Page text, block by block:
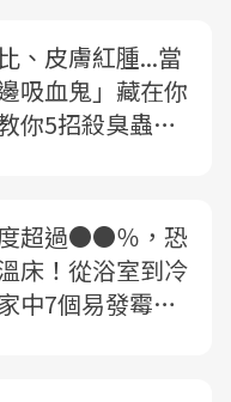
、皮膚紅腫...當
吸血鬼」藏在你
你5招殺臭蟲，
超過●●％，恐
床！從浴室到冷
中7個易發霉角